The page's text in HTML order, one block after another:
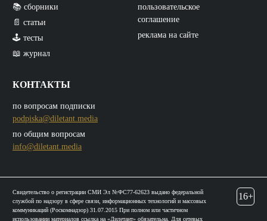
📚 сборники
📄 статьи
🕹️ тесты
📖 журнал
КОНТАКТЫ
по вопросам подписки
podpiska@diletant.media
по общим вопросам
info@diletant.media
пользовательское
соглашение
реклама на сайте
Свидетельство о регистрации СМИ Эл №ФС77-62623 выдано федеральной
службой по надзору в сфере связи, информационных технологий и массовых
коммуникаций (Роскомнадзор) 31.07.2015 При полном или частичном
использовании материалов ссылка на «Дилетант» обязательна. Для сетевых
16+